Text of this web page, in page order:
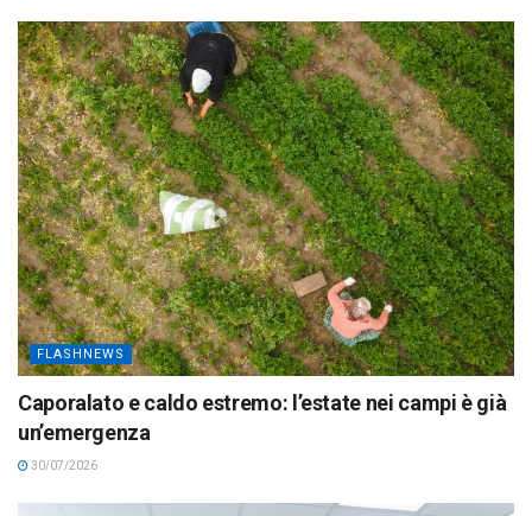
FLASHNEWS
Caporalato e caldo estremo: l’estate nei campi è già
un’emergenza
30/07/2026